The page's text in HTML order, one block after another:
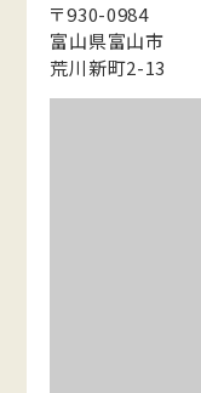
〒930-0984
富山県富山市
荒川新町2-13